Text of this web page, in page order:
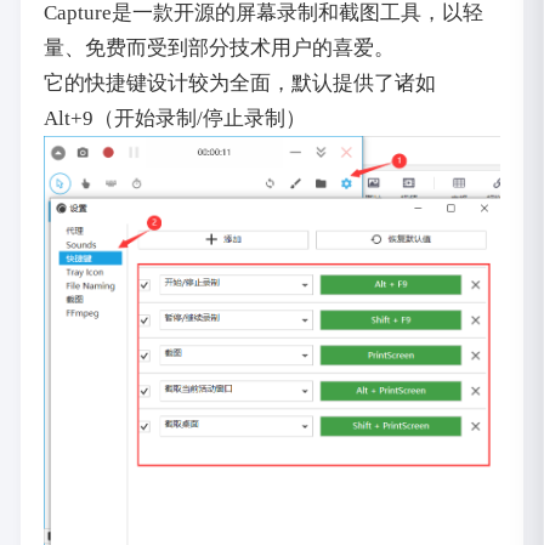
Capture是一款开源的屏幕录制和截图工具，以轻
量、免费而受到部分技术用户的喜爱。
它的快捷键设计较为全面，默认提供了诸如
Alt+9（开始录制/停止录制）